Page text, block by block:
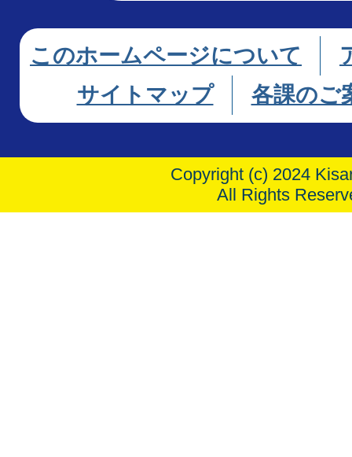
このホームページについて
サイトマップ
各課のご
Copyright (c) 2024
All Rights